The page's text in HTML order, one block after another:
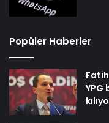
Popüler Haberler
YPG